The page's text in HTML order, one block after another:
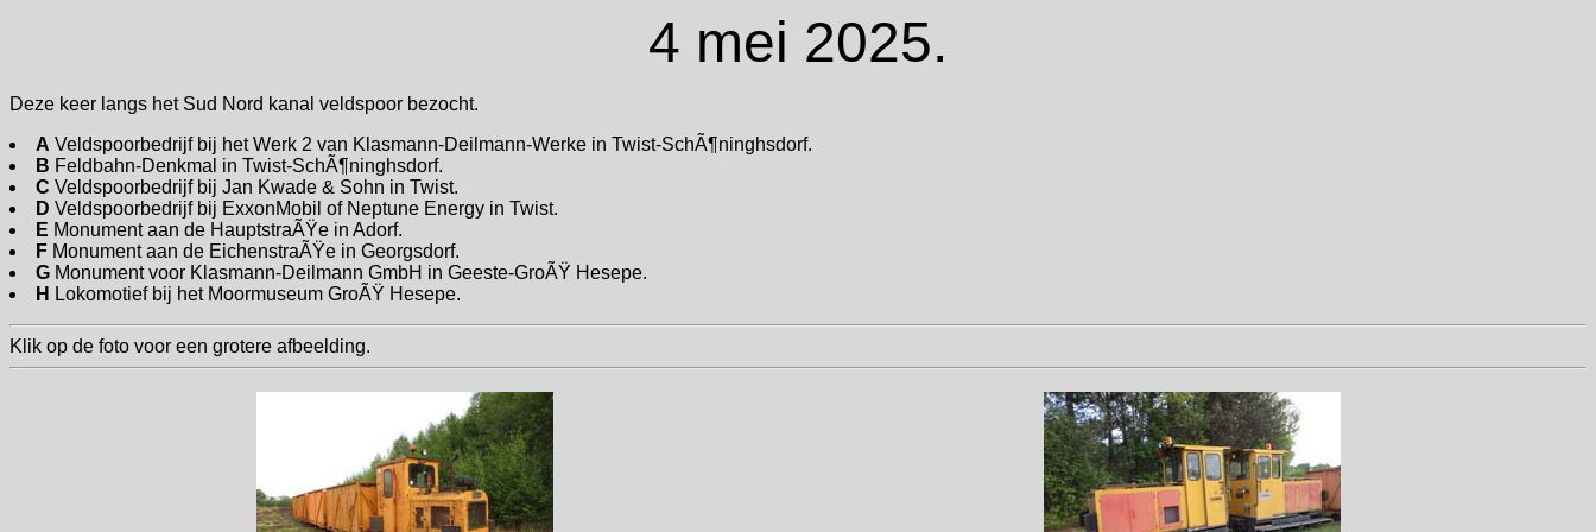
4 mei 2025.
Deze keer langs het Sud Nord kanal veldspoor bezocht.
A Veldspoorbedrijf bij het Werk 2 van Klasmann-Deilmann-Werke in Twist-SchÃ¶ninghsdorf.
B Feldbahn-Denkmal in Twist-SchÃ¶ninghsdorf.
C Veldspoorbedrijf bij Jan Kwade & Sohn in Twist.
D Veldspoorbedrijf bij ExxonMobil of Neptune Energy in Twist.
E Monument aan de HauptstraÃŸe in Adorf.
F Monument aan de EichenstraÃŸe in Georgsdorf.
G Monument voor Klasmann-Deilmann GmbH in Geeste-GroÃŸ Hesepe.
H Lokomotief bij het Moormuseum GroÃŸ Hesepe.
Klik op de foto voor een grotere afbeelding.